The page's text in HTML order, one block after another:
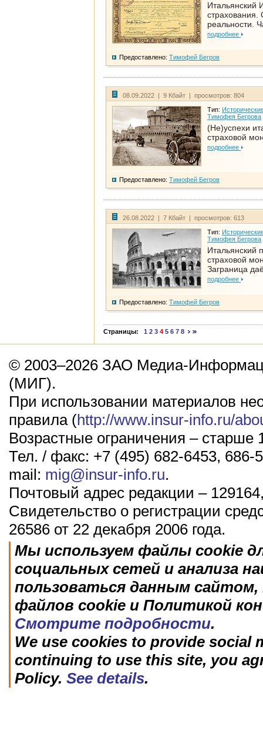
Итальянский
страхования.
реальности.
подробнее
Предоставлено: Тимофей Бегров
08.09.2022 | 9 Кбайт | просмотров: 804
Тип:
Тимофея Бегрова
(Не)успехи
страховой
подробнее
Предоставлено: Тимофей Бегров
26.08.2022 | 7 Кбайт | просмотров: 613
Тип:
Тимофея Бегрова
Итальянский
страховой
Заграница
подробнее
Предоставлено: Тимофей Бегров
Страницы: 1 2 3 4 5 6 7 8
© 2003–2026 ЗАО Медиа-
(МИГ).
При использовании материалов
правила (http://www.insur-info.ru/
Возрастные ограничения – старше
Тел. / факс: +7 (495) 682-6453, 686-
mail: mig@insur-info.ru.
Почтовый адрес редакции –
Свидетельство о регистрации
26586 от 22 декабря 2006 года.
Мы используем файлы cookie
социальных сетей и анализа
пользоваться данным
файлов cookie и Политикой
Смотрите подробности.
We use cookies to provide social
continuing to use this site, you
Policy. See details.